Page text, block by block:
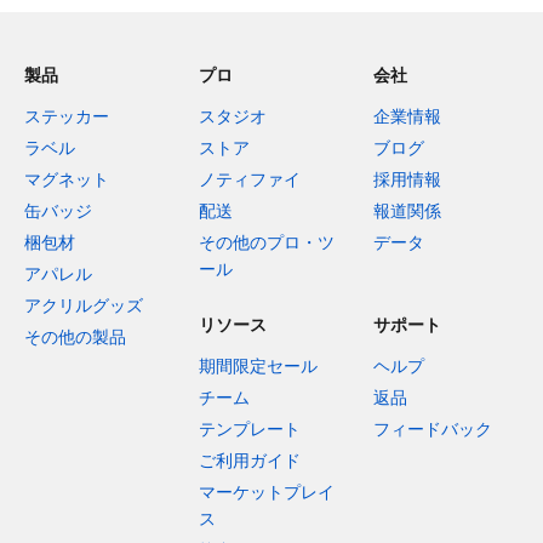
製品
ステッカー
ラベル
マグネット
缶バッジ
梱包材
アパレル
アクリルグッズ
その他の製品
プロ
スタジオ
ストア
ノティファイ
配送
その他のプロ・ツ
ール
会社
企業情報
ブログ
採用情報
報道関係
データ
リソース
期間限定セール
チーム
テンプレート
ご利用ガイド
マーケットプレイ
ス
サポート
ヘルプ
返品
フィードバック